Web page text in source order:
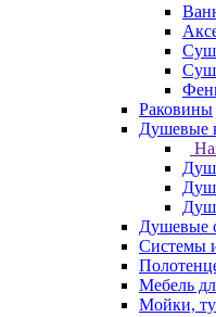
Раковины
Душевые
Душевые
Системы
Мебель
Мойки,